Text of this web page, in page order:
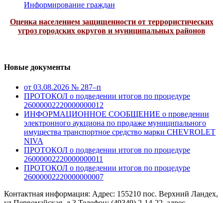
Информирование граждан
Оценка населением защищенности от террористических
угроз городских округов и муниципальных районов
Новые документы
от 03.08.2026 № 287–п
ПРОТОКОЛ о подведении итогов по процедуре
26000002220000000012
ИНФОРМАЦИОННОЕ СООБЩЕНИЕ о проведении
электронного аукциона по продаже муниципального
имущества транспортное средство марки CHEVROLET
NIVA
ПРОТОКОЛ о подведении итогов по процедуре
26000002220000000011
ПРОТОКОЛ о подведении итогов по процедуре
26000002220000000007
Контактная информация: Адрес: 155210 пос. Верхний Ландех,